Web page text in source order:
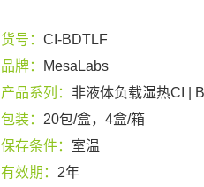
货号： CI-BDTLF
品牌：
MesaLabs
产品系列： 非液体负载湿热CI |
包装： 20包/盒，4盒/箱
保存条件： 室温
有效期： 2年